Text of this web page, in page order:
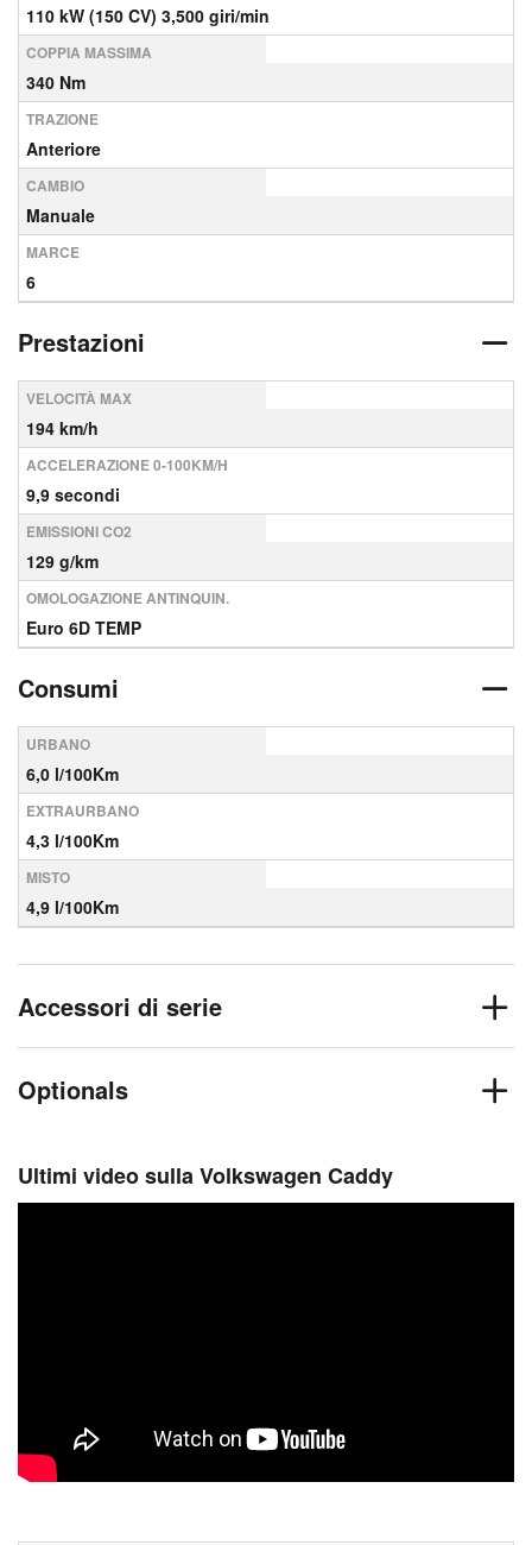
110 kW (150 CV) 3,500 giri/min
COPPIA MASSIMA
340 Nm
TRAZIONE
Anteriore
CAMBIO
Manuale
MARCE
6
Prestazioni
VELOCITÀ MAX
194 km/h
ACCELERAZIONE 0-100KM/H
9,9 secondi
EMISSIONI CO2
129 g/km
OMOLOGAZIONE ANTINQUIN.
Euro 6D TEMP
Consumi
URBANO
6,0 l/100Km
EXTRAURBANO
4,3 l/100Km
MISTO
4,9 l/100Km
Accessori di serie
Optionals
Ultimi video sulla Volkswagen Caddy